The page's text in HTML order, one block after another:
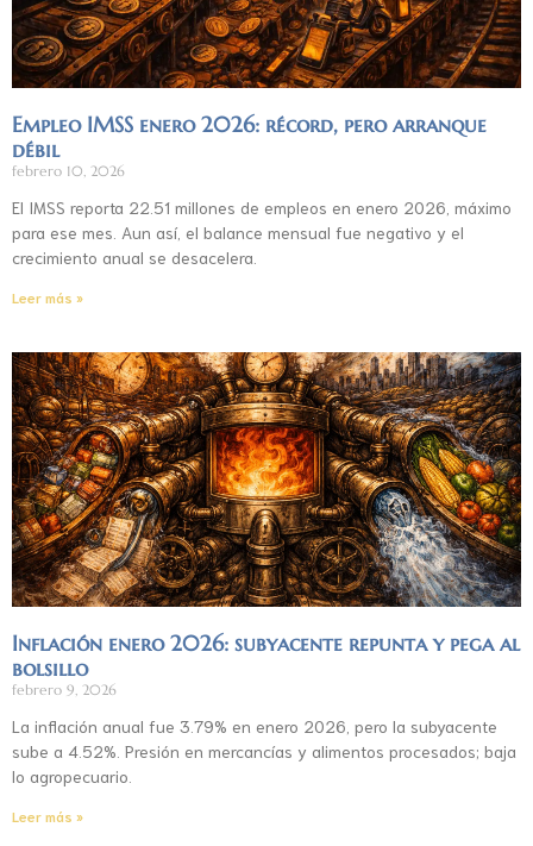
Empleo IMSS enero 2026: récord, pero arranque
débil
febrero 10, 2026
El IMSS reporta 22.51 millones de empleos en enero 2026, máximo
para ese mes. Aun así, el balance mensual fue negativo y el
crecimiento anual se desacelera.
Leer más »
Inflación enero 2026: subyacente repunta y pega al
bolsillo
febrero 9, 2026
La inflación anual fue 3.79% en enero 2026, pero la subyacente
sube a 4.52%. Presión en mercancías y alimentos procesados; baja
lo agropecuario.
Leer más »